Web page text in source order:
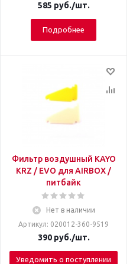
585 руб./шт.
Подробнее
Фильтр воздушный KAYO
KRZ / EVO для AIRBOX /
питбайк
Нет в наличии
Артикул: 020012-360-9519
390руб./шт.
Уведомить о поступлении